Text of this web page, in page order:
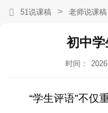
51说课稿 > 老师说课稿
初中
时间：
“学生评语”不仅